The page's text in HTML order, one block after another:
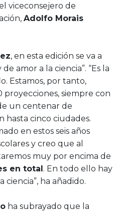
viceconsejero de
Adolfo Morais
, en esta edición se va a
amor a la ciencia”. “Es la
Estamos, por tanto,
proyecciones, siempre con
un centenar de
hasta cinco ciudades.
en estos seis años
y creo que al
muy por encima de
en total. En todo ello hay
ciencia”, ha añadido.
ha subrayado que la